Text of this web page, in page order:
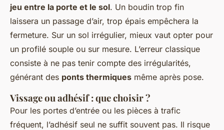
jeu entre la porte et le sol. Un boudin trop fin
laissera un passage d’air, trop épais empêchera la
fermeture. Sur un sol irrégulier, mieux vaut opter pour
un profilé souple ou sur mesure. L’erreur classique
consiste à ne pas tenir compte des irrégularités,
générant des ponts thermiques même après pose.
Vissage ou adhésif : que choisir ?
Pour les portes d’entrée ou les pièces à trafic
fréquent, l’adhésif seul ne suffit souvent pas. Il risque